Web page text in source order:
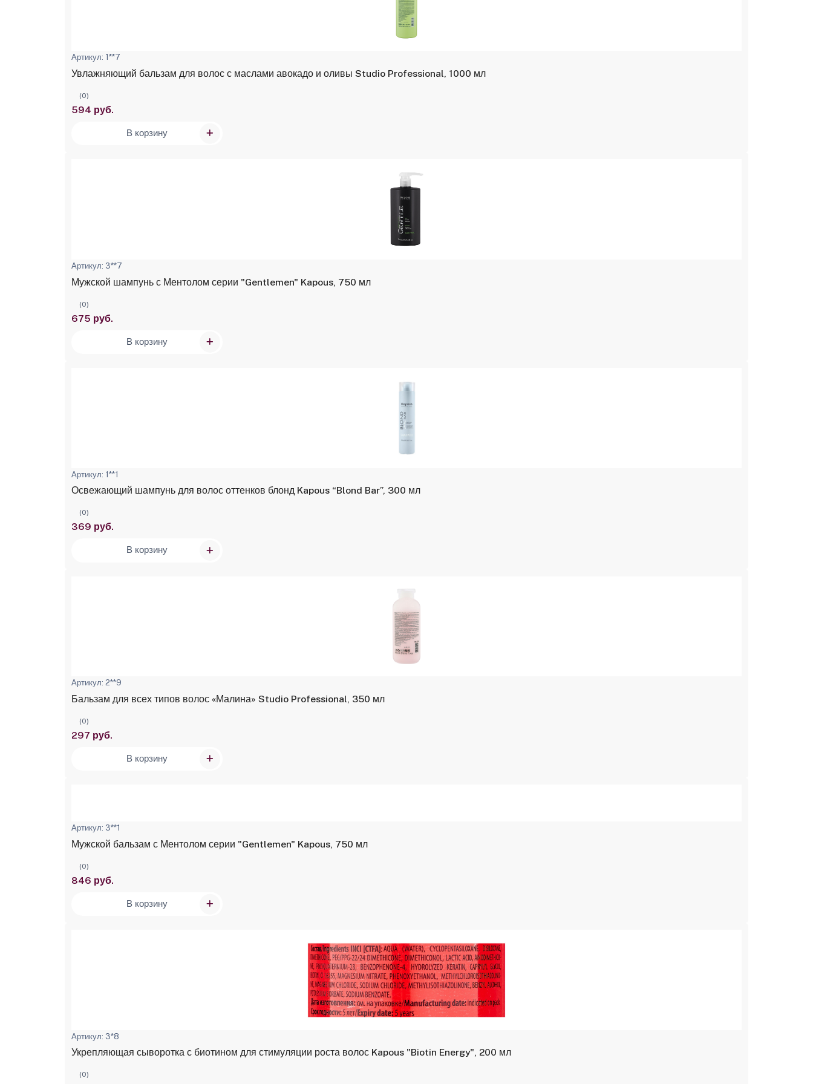
Артикул: 1**7
Увлажняющий бальзам для волос с маслами авокадо и оливы Studio Professional, 1000 мл
(0)
594 руб.
В корзину
Артикул: 3**7
Мужской шампунь с Ментолом серии "Gentlemen" Kapous, 750 мл
(0)
675 руб.
В корзину
Артикул: 1**1
Освежающий шампунь для волос оттенков блонд Kapous “Blond Bar”, 300 мл
(0)
369 руб.
В корзину
Артикул: 2**9
Бальзам для всех типов волос «Малина» Studio Professional, 350 мл
(0)
297 руб.
В корзину
Артикул: 3**1
Мужской бальзам с Ментолом серии "Gentlemen" Kapous, 750 мл
(0)
846 руб.
В корзину
Артикул: 3*8
Укрепляющая сыворотка с биотином для стимуляции роста волос Kapous "Biotin Energy", 200 мл
(0)